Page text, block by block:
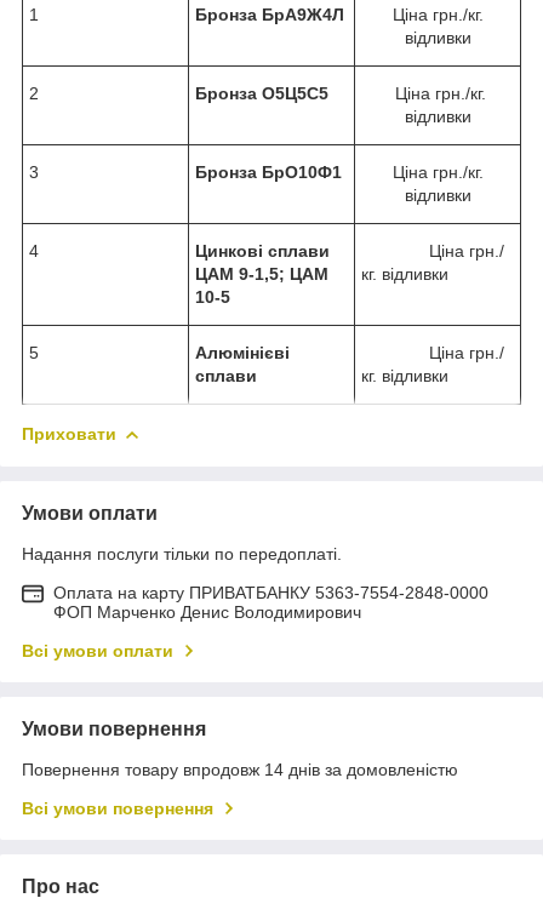
1 Бронза БрА9Ж4Л
Ціна грн./кг.
відливки
2 Бронза О5Ц5С5
Ціна грн./кг.
відливки
3 Бронза БрО10Ф1
Ціна грн./кг.
відливки
4
Цинкові сплави
ЦАМ 9-1,5; ЦАМ
10-5
Ціна грн./
кг. відливки
5
Алюмінієві
сплави
Ціна грн./
кг. відливки
Приховати
Умови оплати
Надання послуги тільки по передоплаті.
Оплата на карту ПРИВАТБАНКУ 5363-7554-2848-0000
ФОП Марченко Денис Володимирович
Всі умови оплати
Умови повернення
Повернення товару впродовж 14 днів за домовленістю
Всі умови повернення
Про нас